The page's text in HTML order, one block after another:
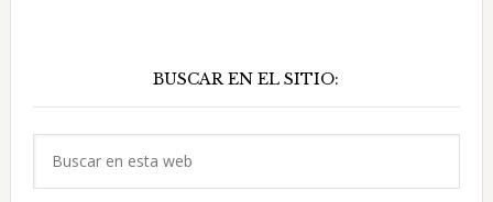
principal
BUSCAR EN EL SITIO: